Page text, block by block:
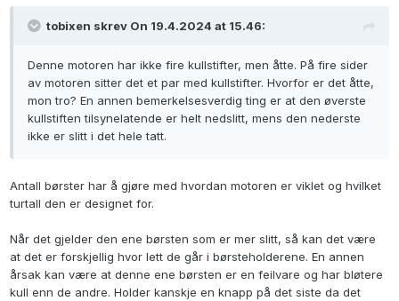
tobixen skrev On 19.4.2024 at 15.46:
Denne motoren har ikke fire kullstifter, men åtte. På fire sider
av motoren sitter det et par med kullstifter. Hvorfor er det åtte,
mon tro? En annen bemerkelsesverdig ting er at den øverste
kullstiften tilsynelatende er helt nedslitt, mens den nederste
ikke er slitt i det hele tatt.
Antall børster har å gjøre med hvordan motoren er viklet og hvilket
turtall den er designet for.
Når det gjelder den ene børsten som er mer slitt, så kan det være
at det er forskjellig hvor lett de går i børsteholderene. En annen
årsak kan være at denne ene børsten er en feilvare og har bløtere
kull enn de andre. Holder kanskje en knapp på det siste da det